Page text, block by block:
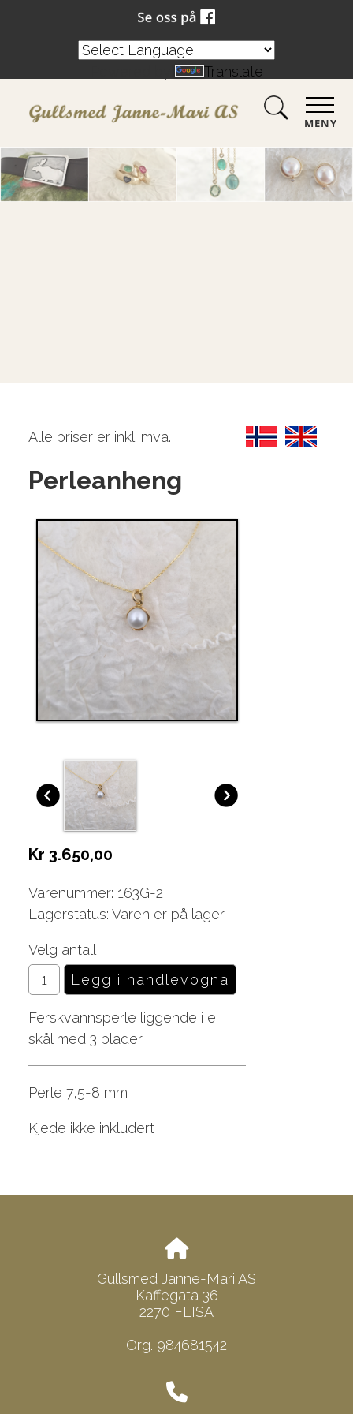
MENY
Alle priser er inkl. mva.
Perleanheng
Kr 3.650,00
Varenummer: 163G-2
Lagerstatus: Varen er på lager
Velg antall
Ferskvannsperle liggende i ei
skål med 3 blader
Perle 7,5-8 mm
Kjede ikke inkludert
Translate
Gullsmed Janne-Mari AS
Kaffegata 36
2270 FLISA
Org. 984681542